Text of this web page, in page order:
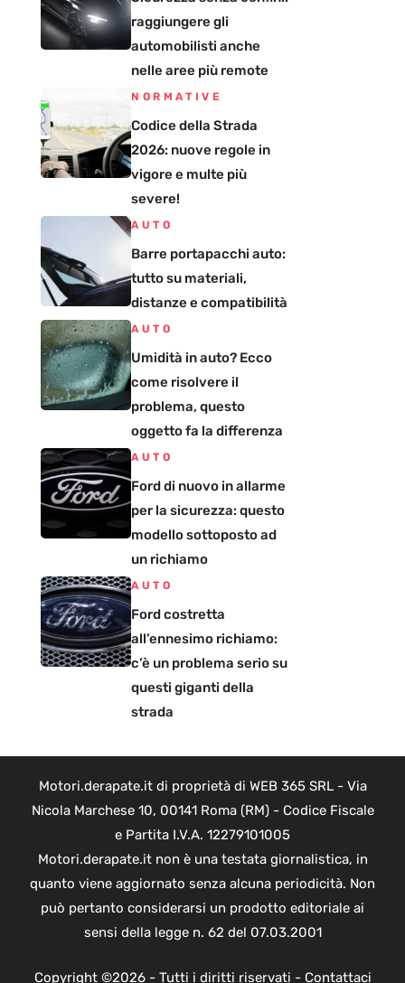
raggiungere gli
automobilisti anche
nelle aree più remote
NORMATIVE
Codice della Strada
2026: nuove regole in
vigore e multe più
severe!
AUTO
Barre portapacchi auto:
tutto su materiali,
distanze e compatibilità
AUTO
Umidità in auto? Ecco
come risolvere il
problema, questo
oggetto fa la differenza
AUTO
Ford di nuovo in allarme
per la sicurezza: questo
modello sottoposto ad
un richiamo
AUTO
Ford costretta
all’ennesimo richiamo:
c’è un problema serio su
questi giganti della
strada
Motori.derapate.it di proprietà di WEB 365 SRL - Via
Nicola Marchese 10, 00141 Roma (RM) - Codice Fiscale
e Partita I.V.A. 12279101005
Motori.derapate.it non è una testata giornalistica, in
quanto viene aggiornato senza alcuna periodicità. Non
può pertanto considerarsi un prodotto editoriale ai
sensi della legge n. 62 del 07.03.2001
Copyright ©2026 - Tutti i diritti riservati - Contattaci